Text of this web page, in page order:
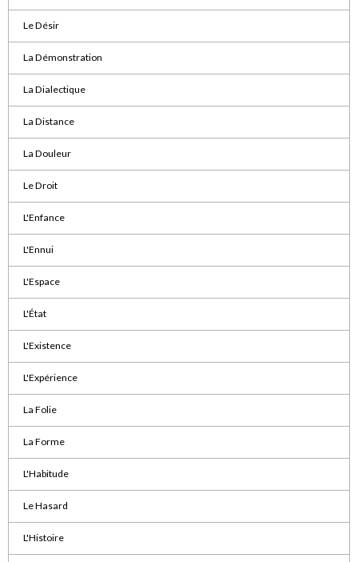
Le Désir
La Démonstration
La Dialectique
La Distance
La Douleur
Le Droit
L'Enfance
L'Ennui
L'Espace
L'État
L'Existence
L'Expérience
La Folie
La Forme
L'Habitude
Le Hasard
L'Histoire